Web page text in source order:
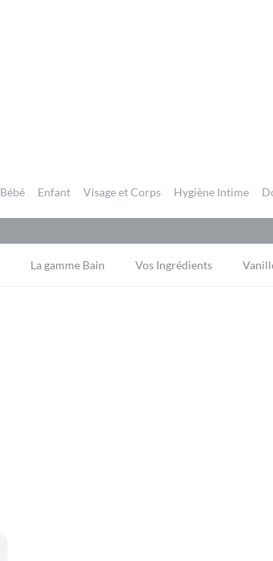
Bébé Enfant Visage et Corps Hygiène Intime
La gamme Bain Vos Ingrédients